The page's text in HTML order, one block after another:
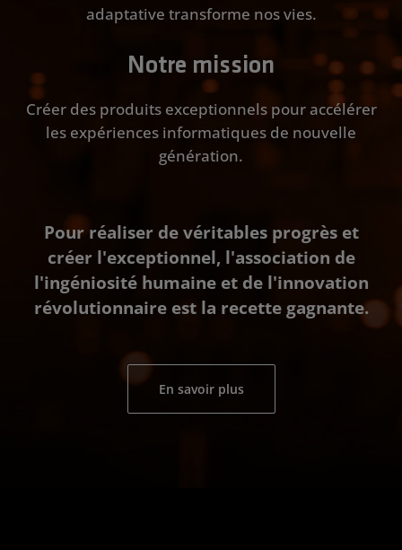
adaptative transforme nos vies.
Notre mission
Créer des produits exceptionnels pour accélérer
les expériences informatiques de nouvelle
génération.
Pour réaliser de véritables progrès et
créer l'exceptionnel, l'association de
l'ingéniosité humaine et de l'innovation
révolutionnaire est la recette gagnante.
En savoir plus